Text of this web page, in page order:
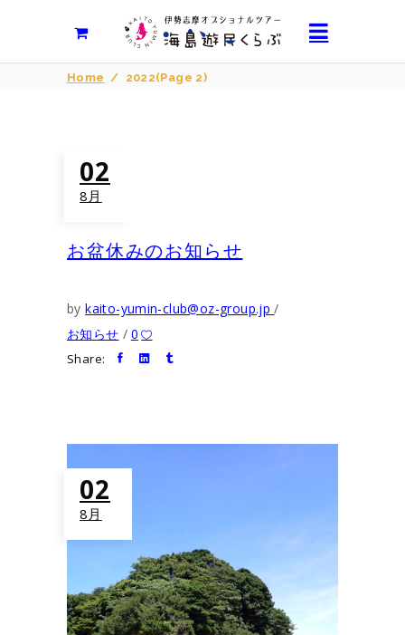
Home / 2022(Page 2)
02
8月
お盆休みのお知らせ
bykaito-yumin-club@oz-group.jp
お知らせ
0
Share:
02
8月